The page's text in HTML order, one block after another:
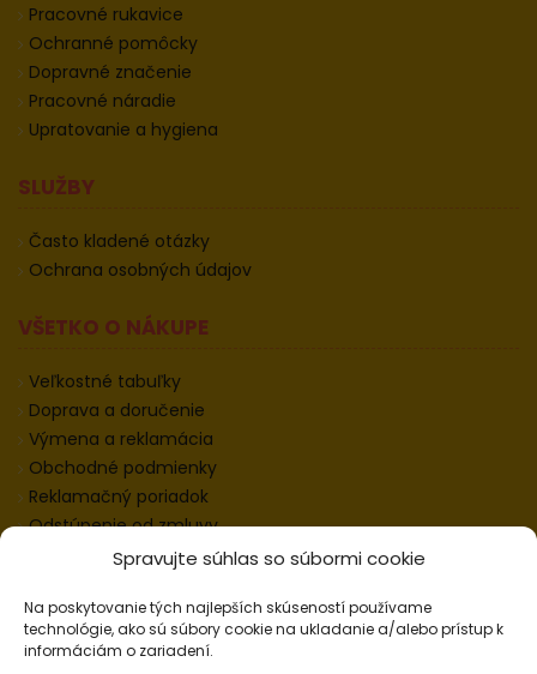
Spravujte súhlas so súbormi cookie
Na poskytovanie tých najlepších skúseností používame
technológie, ako sú súbory cookie na ukladanie a/alebo prístup k
informáciám o zariadení.
Pracovné rukavice
Ochranné pomôcky
Dopravné značenie
Pracovné náradie
Upratovanie a hygiena
SLUŽBY
Často kladené otázky
Ochrana osobných údajov
VŠETKO O NÁKUPE
Veľkostné tabuľky
Doprava a doručenie
Výmena a reklamácia
Obchodné podmienky
Reklamačný poriadok
Odstúpenie od zmluvy
Informácie k odstúpeniu
Nastavenie cookies